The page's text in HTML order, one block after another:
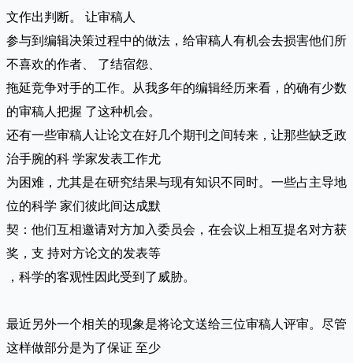
文作出判断。 让审稿人
参与到编辑决策过程中的做法，给审稿人有机会去损害他们所
不喜欢的作者、 了结宿怨、
拖延竞争对手的工作。从我多年的编辑经历来看，的确有少数
的审稿人把握 了这种机会。
还有一些审稿人让论文在好几个期刊之间转来，让那些缺乏政
治手腕的科 学家发表工作尤
为困难，尤其是在研究结果与现有知识不同时。一些占主导地
位的科学 家们彼此间达成默
契：他们互相邀请对方加入委员会，在会议上相互提名对方获
奖，支 持对方论文的发表等
，科学的客观性因此受到了威胁。
最近另外一个相关的现象是将论文送给三位审稿人评审。尽管
这样做部分是为了保证 至少